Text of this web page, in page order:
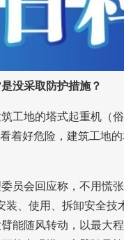
没采取防护措施？
地的塔式起重机（俗
着好危险，建筑工地
员会回应称， 不用慌
、使用、拆卸安全技
能随风转动，以最大